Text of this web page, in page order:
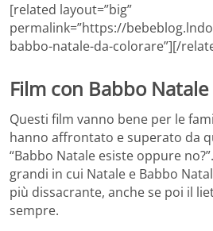
[related layout=”big”
permalink=”https://
babbo-natale-da-colorare”][/
Film con Babbo Natale
Questi film vanno bene per le
hanno affrontato e superato da
“Babbo Natale esiste oppure
grandi in cui Natale e Babbo
più dissacrante, anche se poi il
sempre.